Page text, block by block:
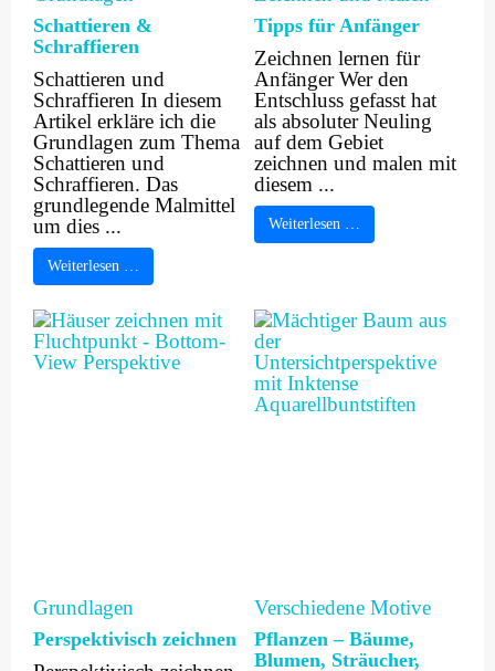
Schattieren &
Schraffieren
Schattieren und
Schraffieren In diesem
Artikel erkläre ich die
Grundlagen zum Thema
Schattieren und
Schraffieren. Das
grundlegende Malmittel
um dies ...
Weiterlesen …
Tipps für Anfänger
Zeichnen lernen für
Anfänger Wer den
Entschluss gefasst hat
als absoluter Neuling
auf dem Gebiet
zeichnen und malen mit
diesem ...
Weiterlesen …
Grundlagen
Perspektivisch zeichnen
Verschiedene Motive
Pflanzen – Bäume,
Blumen, Sträucher,